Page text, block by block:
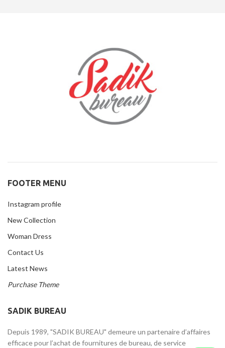
FOOTER MENU
Instagram profile
New Collection
Woman Dress
Contact Us
Latest News
Purchase Theme
SADIK BUREAU
Depuis 1989, "SADIK BUREAU" demeure un partenaire d’affaires
efficace pour l’achat de fournitures de bureau, de service